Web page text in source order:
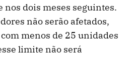
nos dois meses seguintes.
não serão afetados,
menos de 25 unidades
limite não será